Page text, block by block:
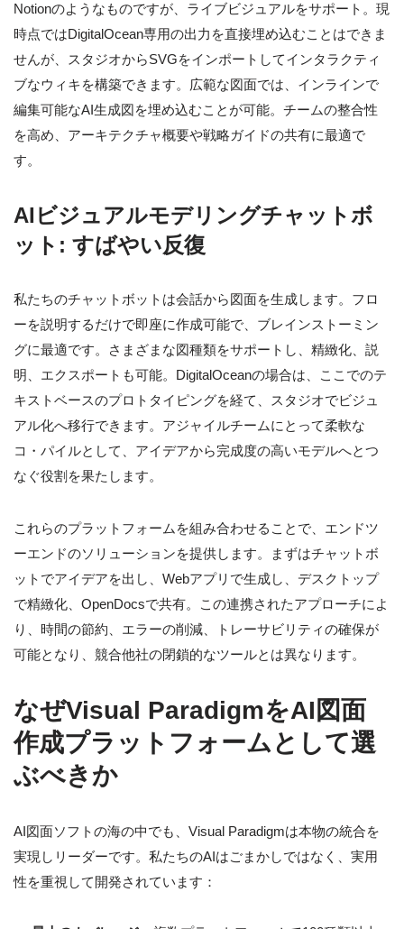
Notionのようなものですが、ライブビジュアルをサポート。現
時点ではDigitalOcean専用の出力を直接埋め込むことはできま
せんが、スタジオからSVGをインポートしてインタラクティ
ブなウィキを構築できます。広範な図面では、インラインで
編集可能なAI生成図を埋め込むことが可能。チームの整合性
を高め、アーキテクチャ概要や戦略ガイドの共有に最適で
す。
AIビジュアルモデリングチャットボ
ット: すばやい反復
私たちのチャットボットは会話から図面を生成します。フロ
ーを説明するだけで即座に作成可能で、ブレインストーミン
グに最適です。さまざまな図種類をサポートし、精緻化、説
明、エクスポートも可能。DigitalOceanの場合は、ここでのテ
キストベースのプロトタイピングを経て、スタジオでビジュ
アル化へ移行できます。アジャイルチームにとって柔軟な
コ・パイルとして、アイデアから完成度の高いモデルへとつ
なぐ役割を果たします。
これらのプラットフォームを組み合わせることで、エンドツ
ーエンドのソリューションを提供します。まずはチャットボ
ットでアイデアを出し、Webアプリで生成し、デスクトップ
で精緻化、OpenDocsで共有。この連携されたアプローチによ
り、時間の節約、エラーの削減、トレーサビリティの確保が
可能となり、競合他社の閉鎖的なツールとは異なります。
なぜVisual ParadigmをAI図面
作成プラットフォームとして選
ぶべきか
AI図面ソフトの海の中でも、Visual Paradigmは本物の統合を
実現しリーダーです。私たちのAIはごまかしではなく、実用
性を重視して開発されています：